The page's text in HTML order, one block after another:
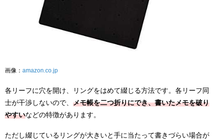
画像： amazon.co.jp
各リーフに穴を開け、リングをはめて綴じる方法です。各リーフ同
士が干渉しないので、 メモ帳を二つ折りにでき、書いたメモを破り
やすいなどの特徴があります。
ただし綴じているリングが大きいと手に当たって書きづらい場合が